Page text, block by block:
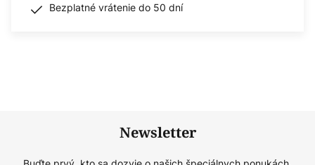
Bezplatné vrátenie do 50 dní
Newsletter